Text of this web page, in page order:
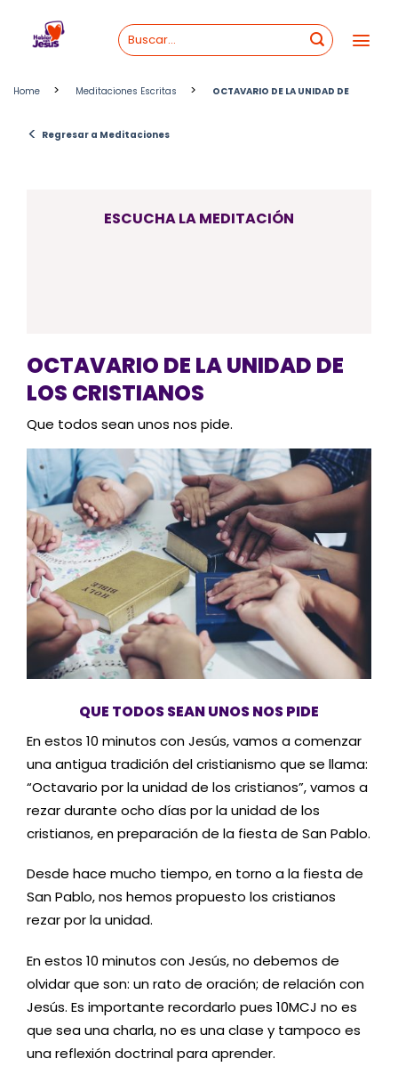
content
Home > Meditaciones Escritas > OCTAVARIO DE LA UNIDAD DE
< Regresar a Meditaciones
ESCUCHA LA MEDITACIÓN
OCTAVARIO DE LA UNIDAD DE
LOS CRISTIANOS
Que todos sean unos nos pide.
QUE TODOS SEAN UNOS NOS PIDE
En estos 10 minutos con Jesús, vamos a comenzar
una antigua tradición del cristianismo que se llama:
“Octavario por la unidad de los cristianos”, vamos a
rezar durante ocho días por la unidad de los
cristianos, en preparación de la fiesta de San Pablo.
Desde hace mucho tiempo, en torno a la fiesta de
San Pablo, nos hemos propuesto los cristianos
rezar por la unidad.
En estos 10 minutos con Jesús, no debemos de
olvidar que son: un rato de oración; de relación con
Jesús. Es importante recordarlo pues 10MCJ no es
que sea una charla, no es una clase y tampoco es
una reflexión doctrinal para aprender.